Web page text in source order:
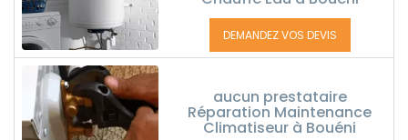
DEMANDEZ VOS DEVIS
aucun prestataire
Réparation Maintenance
Climatiseur à Bouéni